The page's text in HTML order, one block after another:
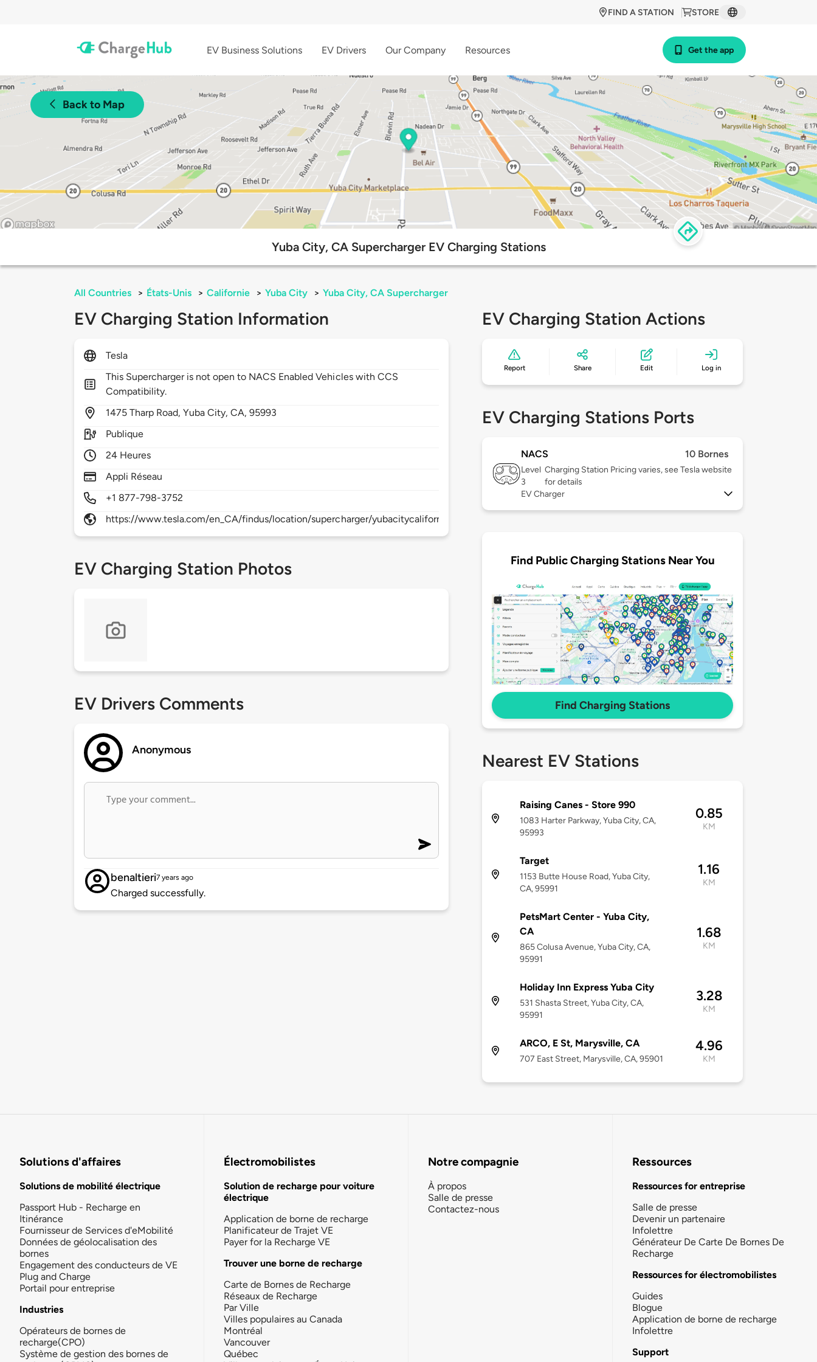
STORE
FIND A STATION
EV Business Solutions EV Drivers Our Company Resources Get the app
Back to Map
Yuba City, CA Supercharger EV Charging Stations
All Countries > États-Unis > Californie > Yuba City > Yuba City, CA Supercharger
EV Charging Station Information
Tesla
This Supercharger is not open to NACS Enabled Vehicles with CCS
Compatibility.
1475Tharp Road,Yuba City,CA,95993
Publique
24 Heures
Appli Réseau
+1 877-798-3752
https://www.tesla.com/en_CA/findus/location/supercharger/yubacitycaliforniasupercharger
EV Charging Station Photos
EV Drivers Comments
Anonymous
benaltieri7 years ago
Charged successfully.
EV Charging Station Actions
Report Share Edit Log in
EV Charging Stations Ports
NACS 10 Bornes
Level
3
Charging Station Pricing varies, see Tesla website
for details
EV Charger
Find Public Charging Stations Near You
Find Charging Stations
Nearest EV Stations
Raising Canes - Store 990
1083 Harter Parkway, Yuba City, CA,
95993
0.85
KM
Target
1153 Butte House Road, Yuba City,
CA, 95991
1.16
KM
PetsMart Center - Yuba City,
CA
865 Colusa Avenue, Yuba City, CA,
95991
1.68
KM
Holiday Inn Express Yuba City
531 Shasta Street, Yuba City, CA,
95991
3.28
KM
ARCO, E St, Marysville, CA
707 East Street, Marysville, CA, 95901
4.96
KM
Solutions d'affaires
Solutions de mobilité électrique
Passport Hub - Recharge en
Itinérance
Fournisseur de Services d'eMobilité
Données de géolocalisation des
bornes
Engagement des conducteurs de VE
Plug and Charge
Portail pour entreprise
Industries
Opérateurs de bornes de
recharge(CPO)
Système de gestion des bornes de
Électromobilistes
Solution de recharge pour voiture
électrique
Application de borne de recharge
Planificateur de Trajet VE
Payer for la Recharge VE
Trouver une borne de recharge
Carte de Bornes de Recharge
Réseaux de Recharge
Par Ville
Villes populaires au Canada
Montréal
Vancouver
Québec
Notre compagnie
À propos
Salle de presse
Contactez-nous
Ressources
Ressources for entreprise
Salle de presse
Devenir un partenaire
Infolettre
Générateur De Carte De Bornes De
Recharge
Ressources for électromobilistes
Guides
Blogue
Application de borne de recharge
Infolettre
Support